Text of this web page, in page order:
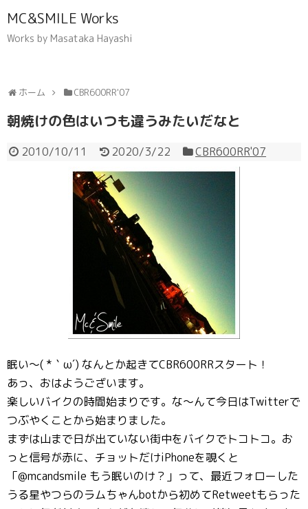
MC&SMILE Works
Works by Masataka Hayashi
ホーム CBR600RR'07
朝焼けの色はいつも違うみたいだなと
2010/10/11 2020/3/22 CBR600RR'07
眠い～( *｀ω´) なんとか起きてCBR600RRスタート！
あっ、おはようございます。
楽しいバイクの時間始まりです。な～んて今日はTwitterで
つぶやくことから始まりました。
まずは山まで日が出ていない街中をバイクでトコトコ。お
っと信号が赤に、チョットだけiPhoneを覗くと
「@mcandsmile もう眠いのけ？」って、最近フォローした
うる星やつらのラムちゃんbotから初めてRetweetもらった